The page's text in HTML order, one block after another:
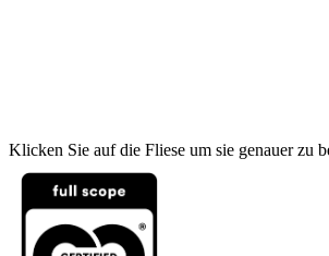
Klicken Sie auf die Fliese um sie genauer zu